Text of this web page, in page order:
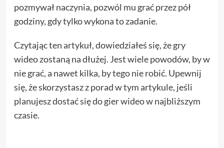
pozmywał naczynia, pozwól mu grać przez pół
godziny, gdy tylko wykona to zadanie.
Czytając ten artykuł, dowiedziałeś się, że gry
wideo zostaną na dłużej. Jest wiele powodów, by w
nie grać, a nawet kilka, by tego nie robić. Upewnij
się, że skorzystasz z porad w tym artykule, jeśli
planujesz dostać się do gier wideo w najbliższym
czasie.